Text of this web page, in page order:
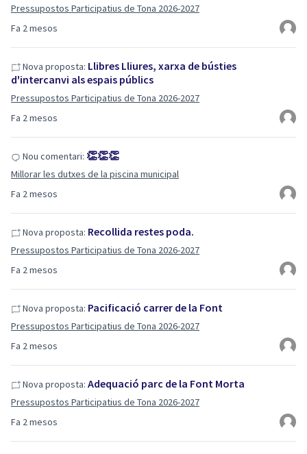
Fa 2 mesos
Pressupostos Participatius de Tona 2026-2027
Fa 2 mesos
Nova proposta: Llibres Lliures, xarxa de bústies
d'intercanvi als espais públics
Pressupostos Participatius de Tona 2026-2027
Fa 2 mesos
Nou comentari: 👏👏👏
Millorar les dutxes de la piscina municipal
Fa 2 mesos
Nova proposta: Recollida restes poda.
Pressupostos Participatius de Tona 2026-2027
Fa 2 mesos
Nova proposta: Pacificació carrer de la Font
Pressupostos Participatius de Tona 2026-2027
Fa 2 mesos
Nova proposta: Adequació parc de la Font Morta
Pressupostos Participatius de Tona 2026-2027